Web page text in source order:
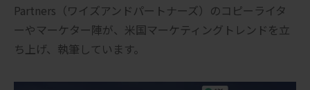
Partners（ワイズアンドパートナーズ）のコピーライタ
ーやマーケター陣が、米国マーケティングトレンドを立
ち上げ、執筆しています。